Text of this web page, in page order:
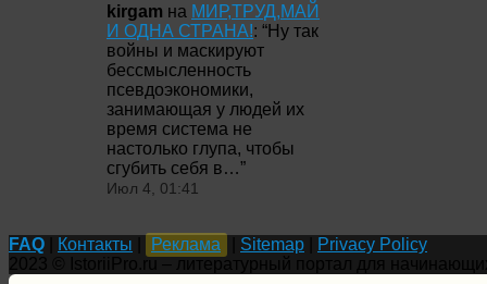
kirgam на МИР,ТРУД,МАЙ
И ОДНА СТРАНА!: “Ну так
войны и маскируют
бессмысленность
псевдоэкономики,
занимающая у людей их
время система не
настолько глупа, чтобы
сгубить себя в…”
Июл 4, 01:41
FAQ Контакты Реклама Sitemap
Privacy Policy